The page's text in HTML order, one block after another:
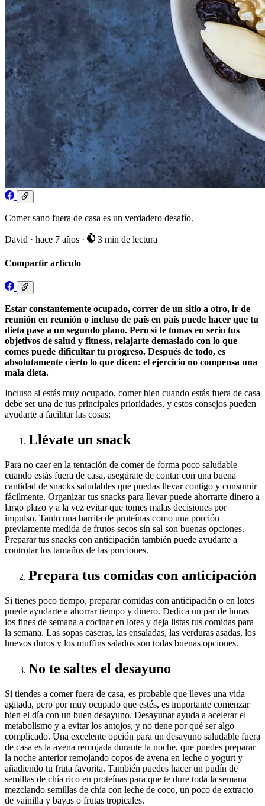
Comer sano fuera de casa es un verdadero desafío.
David · hace 7 años · 3 min de lectura
Compartir artículo
Estar constantemente ocupado, correr de un sitio a otro, ir de
reunión en reunión o incluso de país en país puede hacer que tu
dieta pase a un segundo plano. Pero si te tomas en serio tus
objetivos de salud y fitness, relajarte demasiado con lo que
comes puede dificultar tu progreso. Después de todo, es
absolutamente cierto lo que dicen: el ejercicio no compensa una
mala dieta.
Incluso si estás muy ocupado, comer bien cuando estás fuera de casa
debe ser una de tus principales prioridades, y estos consejos pueden
ayudarte a facilitar las cosas:
Llévate un snack
Para no caer en la tentación de comer de forma poco saludable
cuando estás fuera de casa, asegúrate de contar con una buena
cantidad de snacks saludables que puedas llevar contigo y consumir
fácilmente. Organizar tus snacks para llevar puede ahorrarte dinero a
largo plazo y a la vez evitar que tomes malas decisiones por
impulso. Tanto una barrita de proteínas como una porción
previamente medida de frutos secos sin sal son buenas opciones.
Preparar tus snacks con anticipación también puede ayudarte a
controlar los tamaños de las porciones.
Prepara tus comidas con anticipación
Si tienes poco tiempo, preparar comidas con anticipación o en lotes
puede ayudarte a ahorrar tiempo y dinero. Dedica un par de horas
los fines de semana a cocinar en lotes y deja listas tus comidas para
la semana. Las sopas caseras, las ensaladas, las verduras asadas, los
huevos duros y los muffins salados son todas buenas opciones.
No te saltes el desayuno
Si tiendes a comer fuera de casa, es probable que lleves una vida
agitada, pero por muy ocupado que estés, es importante comenzar
bien el día con un buen desayuno. Desayunar ayuda a acelerar el
metabolismo y a evitar los antojos, y no tiene por qué ser algo
complicado. Una excelente opción para un desayuno saludable fuera
de casa es la avena remojada durante la noche, que puedes preparar
la noche anterior remojando copos de avena en leche o yogurt y
añadiendo tu fruta favorita. También puedes hacer un pudín de
semillas de chía rico en proteínas para que te dure toda la semana
mezclando semillas de chía con leche de coco, un poco de extracto
de vainilla y bayas o frutas tropicales.